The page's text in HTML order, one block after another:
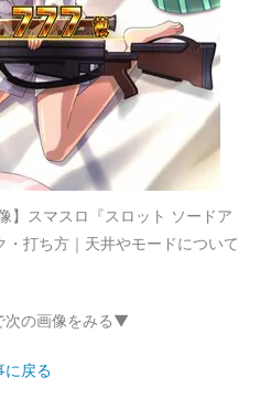
】スマスロ『スロット ソードア
打ち方｜天井やモードについて
の画像をみる▼
に戻る